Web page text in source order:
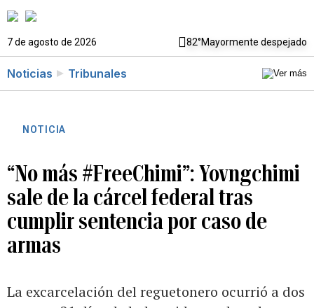
7 de agosto de 2026 82°Mayormente despejado
Noticias Tribunales
NOTICIA
“No más #FreeChimi”: Yovngchimi
sale de la cárcel federal tras
cumplir sentencia por caso de
armas
La excarcelación del reguetonero ocurrió a dos